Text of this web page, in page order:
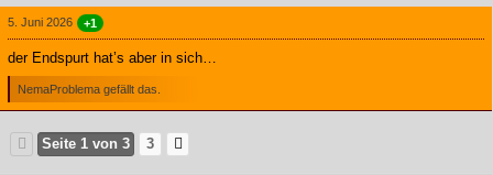
5. Juni 2026 +1
der Endspurt hat’s aber in sich…
NemaProblema gefällt das.
Seite 1 von 3 3